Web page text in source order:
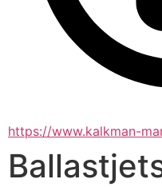
https://www.kalkman-